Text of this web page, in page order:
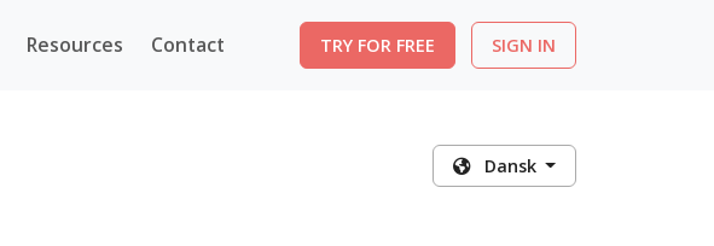
Resources Contact TRY FOR FREE SIGN IN
Dansk